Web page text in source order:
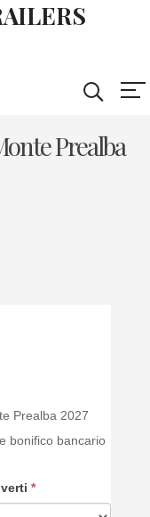
Prealba
Prealba 2027
bonifico bancario
*